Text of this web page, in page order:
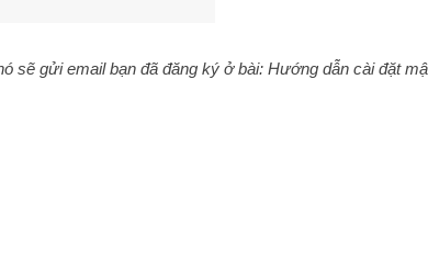
sẽ gửi email bạn đã đăng ký ở bài: Hướng dẫn cài đặt